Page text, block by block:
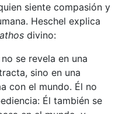
siente compasión y
Heschel explica
divino:
se revela en una
sino en una
con el mundo. Él no
Él también se